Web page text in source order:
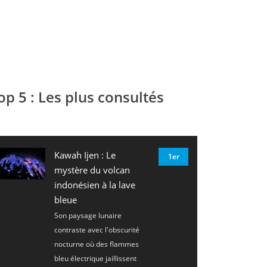
5 : Les plus consultés
Kawah Ijen : Le
mystère du volcan
indonésien à la lave
bleue
Son paysage lunaire
contraste avec l'obscurité
nocturne où des flammes
bleu électrique jaillissent
1er